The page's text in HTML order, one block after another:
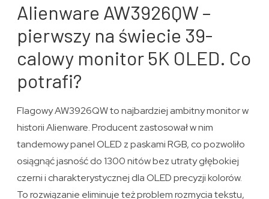
Alienware AW3926QW –
pierwszy na świecie 39-
calowy monitor 5K OLED. Co
potrafi?
Flagowy AW3926QW to najbardziej ambitny monitor w
historii Alienware. Producent zastosował w nim
tandemowy panel OLED z paskami RGB, co pozwoliło
osiągnąć jasność do 1300 nitów bez utraty głębokiej
czerni i charakterystycznej dla OLED precyzji kolorów.
To rozwiązanie eliminuje też problem rozmycia tekstu,